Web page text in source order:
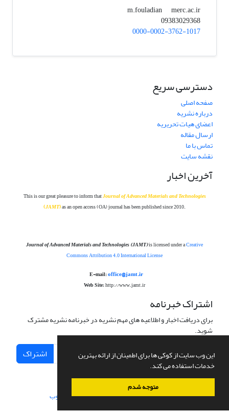
این وب سایت از کوکی ها برای اطمینان از ارائه بهترین
خدمات استفاده می کند.
متوجه شدم
m.fouladian
merc.ac.ir
09383029368
0000-0002-3762-1017
دسترسی سریع
صفحه اصلی
درباره نشریه
اعضای هیات تحریریه
ارسال مقاله
تماس با ما
نقشه سایت
آخرین اخبار
This is our great pleasure to inform thatJournal of Advanced Materials and Technologies
(JAMT)as an open access (OA) journal has been published since 2010.
Journal of Advanced Materials and Technologies(JAMT)is licensed under aCreative
Commons Attribution 4.0 International License
E-mail:office@jamt.ir
Web Site:http://www.jamt.ir
اشتراک خبرنامه
برای دریافت اخبار و اطلاعیه های مهم نشریه در خبرنامه نشریه مشترک
شوید.
اشتراک
سامانه مدیریت نشریات علمی.طراحی و پیاده سازی از سیناوب